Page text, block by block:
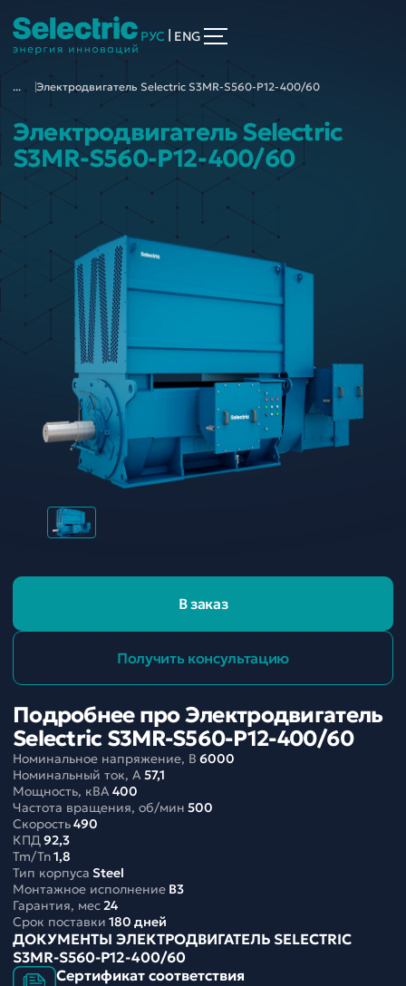
РУС ENG
... Электродвигатель Selectric S3MR-S560-P12-400/60
Электродвигатель Selectric
S3MR-S560-P12-400/60
В заказ
Получить консультацию
Подробнее про Электродвигатель
Selectric S3MR-S560-P12-400/60
Номинальное напряжение, В 6000
Номинальный ток, A57,1
Мощность, кВА400
Частота вращения, об/мин 500
Скорость490
КПД92,3
Tm/Tn1,8
Тип корпуса Steel
Монтажное исполнение B3
Гарантия, мес24
Срок поставки 180 дней
ДОКУМЕНТЫ ЭЛЕКТРОДВИГАТЕЛЬ SELECTRIC
S3MR-S560-P12-400/60
Сертификат соответствия